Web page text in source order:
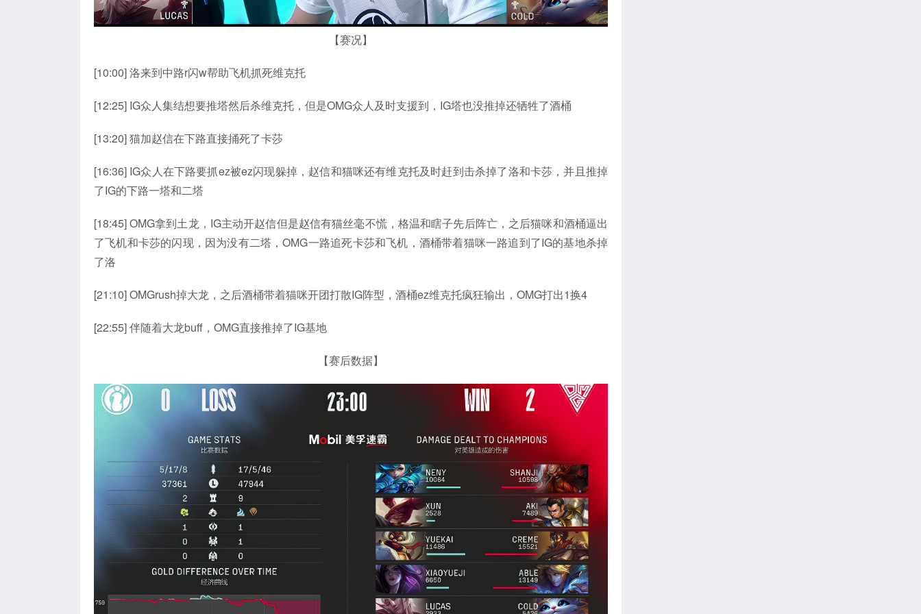
【赛况】
[10:00] 洛来到中路r闪w帮助飞机抓死维克托
[12:25] IG众人集结想要推塔然后杀维克托，但是OMG众人及时支援到，IG塔也没推掉还牺牲了酒桶
[13:20] 猫加赵信在下路直接捅死了卡莎
[16:36] IG众人在下路要抓ez被ez闪现躲掉，赵信和猫咪还有维克托及时赶到击杀掉了洛和卡莎，并且推掉
了IG的下路一塔和二塔
[18:45] OMG拿到土龙，IG主动开赵信但是赵信有猫丝毫不慌，格温和瞎子先后阵亡，之后猫咪和酒桶逼出
了飞机和卡莎的闪现，因为没有二塔，OMG一路追死卡莎和飞机，酒桶带着猫咪一路追到了IG的基地杀掉
了洛
[21:10] OMGrush掉大龙，之后酒桶带着猫咪开团打散IG阵型，酒桶ez维克托疯狂输出，OMG打出1换4
[22:55] 伴随着大龙buff，OMG直接推掉了IG基地
【赛后数据】